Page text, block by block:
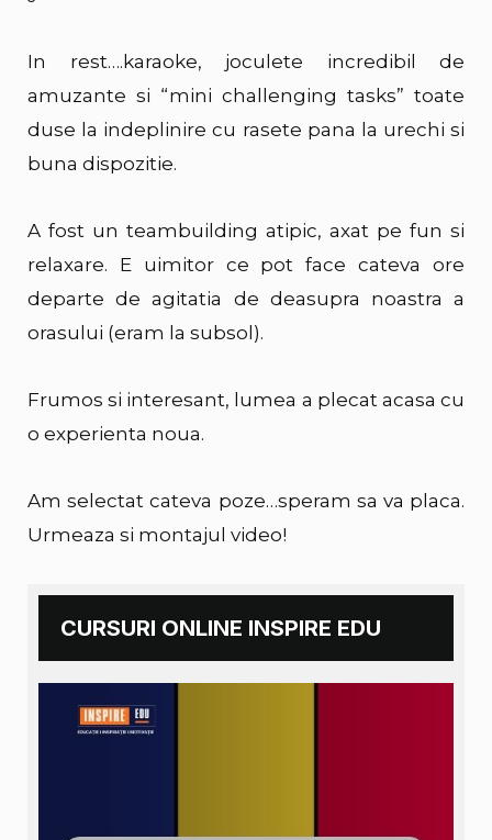
In rest….karaoke, joculete incredibil de
amuzante si “mini challenging tasks” toate
duse la indeplinire cu rasete pana la urechi si
buna dispozitie.
A fost un teambuilding atipic, axat pe fun si
relaxare. E uimitor ce pot face cateva ore
departe de agitatia de deasupra noastra a
orasului (eram la subsol).
Frumos si interesant, lumea a plecat acasa cu
o experienta noua.
Am selectat cateva poze…speram sa va placa.
Urmeaza si montajul video!
CURSURI ONLINE INSPIRE EDU